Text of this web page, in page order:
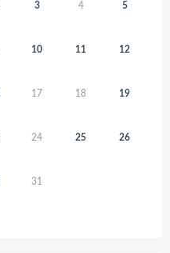
3 4 5
10 11 12
17 18 19
24 25 26
31